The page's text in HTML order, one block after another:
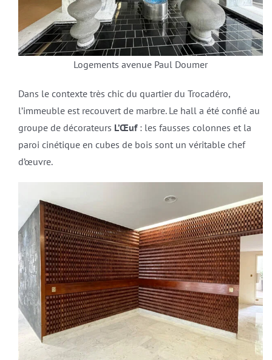
Logements avenue Paul Doumer
Dans le contexte très chic du quartier du Trocadéro,
l’immeuble est recouvert de marbre. Le hall a été confié au
groupe de décorateurs L’Œuf: les fausses colonnes et la
paroi cinétique en cubes de bois sont un véritable chef
d’œuvre.